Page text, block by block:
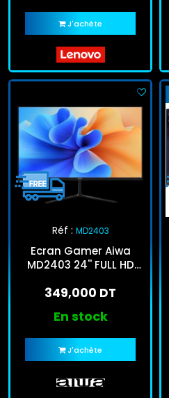
J'achète
Réf : MD2403
Ecran Gamer Aiwa
MD2403 24'' FULL HD
349,000 DT
En stock
J'achète